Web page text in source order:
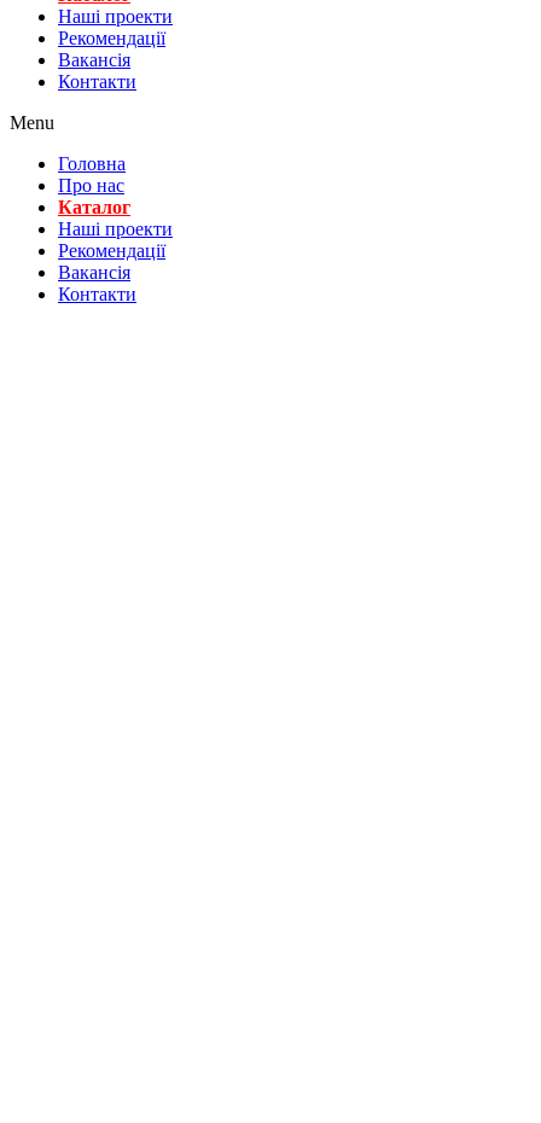
Нашi проекти
Рекомендації
Вакансiя
Контакти
Menu
Головна
Про нас
Каталог
Нашi проекти
Рекомендації
Вакансiя
Контакти